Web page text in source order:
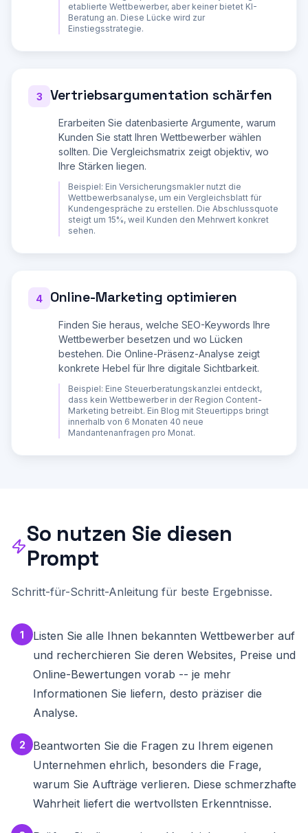
(mit Begründung)
**2. VERGLEICHSMATRIX**
Wettbewerber 4 | Wettbewerber 5 |
|-----------|----------------|----------------
----|----------------|
| Preis | | | | | | |
| Qualitaet | | | | | | |
| Service/Support | | | | | | |
| Online-Praesenz | | | | | | |
| Markenbekanntheit | | | | | | |
| Kundenbindung | | | | | | |
| Reichweite/Vertrieb | | | | | | |
Bewertung jeweils 1-5 Sterne mit kurzer
2-Achsen-Diagramm (z.B. Preis vs. Qualitaet,
alle Wettbewerber plus Ihr Unternehmen darauf.
b) **Weiße Flecken**: Welche Positionen im
Markt sind unbesetzt? Wo gibt es Luecken, die
Sie besetzen könnten?
c) **Überlappung**: Wo konkurrieren Sie direkt?
Wo können Sie ausweichen?
**4. PREISANALYSE**
verfügbar)
- Preißensitivitaet der Zielgruppe
**5. ONLINE-PRAESENZ-VERGLEICH**
- **Website**: Qualitaet, Nutzerfreundlichkeit,
Call-to-Actions, Vertrauenssignale
- **Google Bewertungen**: Anzahl, Durchschnitt,
häufige Beschwerden/Lob
- **Social Media**: Welche Plattformen,
Posting-Frequenz, Engagement
- **Content-Marketing**: Blog, Ratgeber,
- **Paid Advertising**: Google Ads, Social Ads
(soweit sichtbar)
Bewerte die fünf Wettbewerbskraefte für Ihre
Branche:
1. **Brancheninterner Wettbewerb**: Wie
intensiv ist der Konkurrenzkampf?
Wie leicht können neue Wettbewerber eintreten?
etablierte Wettbewerber, aber keiner bietet KI-
Beratung an. Diese Lücke wird zur
Einstiegsstrategie.
3 Vertriebsargumentation schärfen
Erarbeiten Sie datenbasierte Argumente, warum
Kunden Sie statt Ihren Wettbewerber wählen
sollten. Die Vergleichsmatrix zeigt objektiv, wo
Ihre Stärken liegen.
Beispiel: Ein Versicherungsmakler nutzt die
Wettbewerbsanalyse, um ein Vergleichsblatt für
Kundengespräche zu erstellen. Die Abschlussquote
steigt um 15%, weil Kunden den Mehrwert konkret
sehen.
4 Online-Marketing optimieren
Finden Sie heraus, welche SEO-Keywords Ihre
Wettbewerber besetzen und wo Lücken
bestehen. Die Online-Präsenz-Analyse zeigt
konkrete Hebel für Ihre digitale Sichtbarkeit.
Beispiel: Eine Steuerberatungskanzlei entdeckt,
dass kein Wettbewerber in der Region Content-
Marketing betreibt. Ein Blog mit Steuertipps bringt
innerhalb von 6 Monaten 40 neue
Mandantenanfragen pro Monat.
So nutzen Sie diesen
Prompt
Schritt-für-Schritt-Anleitung für beste Ergebnisse.
1
Listen Sie alle Ihnen bekannten Wettbewerber auf
und recherchieren Sie deren Websites, Preise und
Online-Bewertungen vorab -- je mehr
Informationen Sie liefern, desto präziser die
Analyse.
2
Beantworten Sie die Fragen zu Ihrem eigenen
Unternehmen ehrlich, besonders die Frage,
warum Sie Aufträge verlieren. Diese schmerzhafte
Wahrheit liefert die wertvollsten Erkenntnisse.